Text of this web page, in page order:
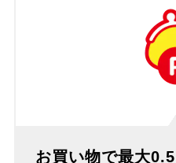
お買い物で最大